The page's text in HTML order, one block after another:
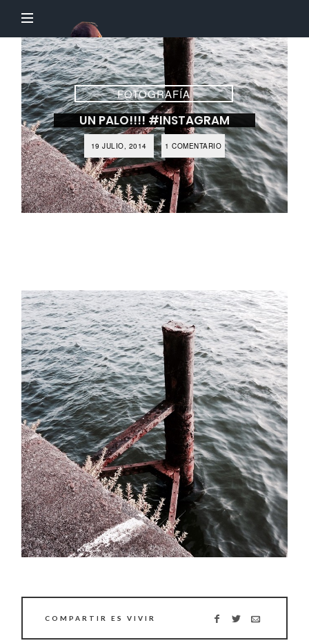
Profesor
Chillón
FOTOGRAFÍA
UN PALO!!!! #INSTAGRAM
19 JULIO, 2014 1 COMENTARIO
COMPARTIR ES VIVIR